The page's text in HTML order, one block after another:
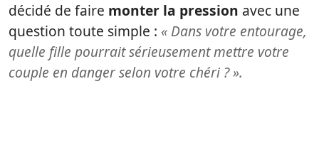
décidé de faire monter la pression avec une
question toute simple : « Dans votre entourage,
quelle fille pourrait sérieusement mettre votre
couple en danger selon votre chéri ? ».